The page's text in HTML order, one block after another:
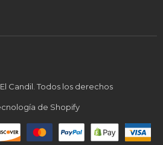
Candil. Todos los derechos
de Shopify